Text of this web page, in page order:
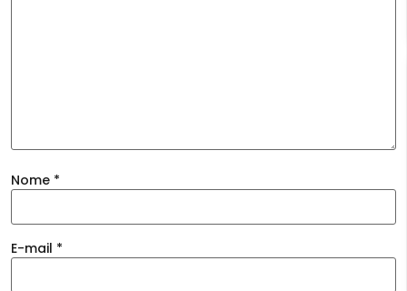
Nome *
E-mail *